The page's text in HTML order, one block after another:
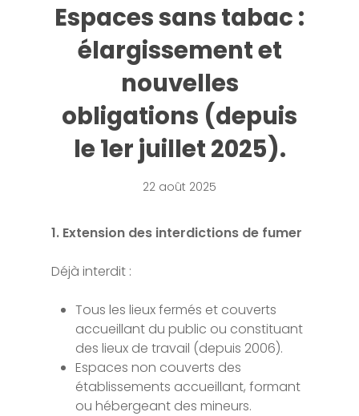
Espaces sans tabac :
élargissement et
nouvelles
obligations (depuis
le 1er juillet 2025).
22 août 2025
1. Extension des interdictions de fumer
Déjà interdit :
Tous les lieux fermés et couverts
accueillant du public ou constituant
des lieux de travail (depuis 2006).
Espaces non couverts des
établissements accueillant, formant
ou hébergeant des mineurs.